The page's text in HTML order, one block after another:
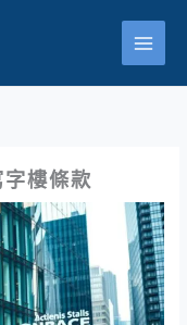
樓條款